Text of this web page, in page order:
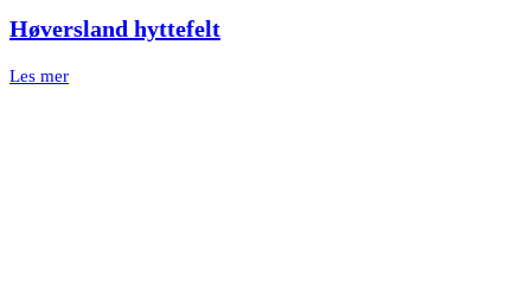
Høversland hyttefelt
Les mer